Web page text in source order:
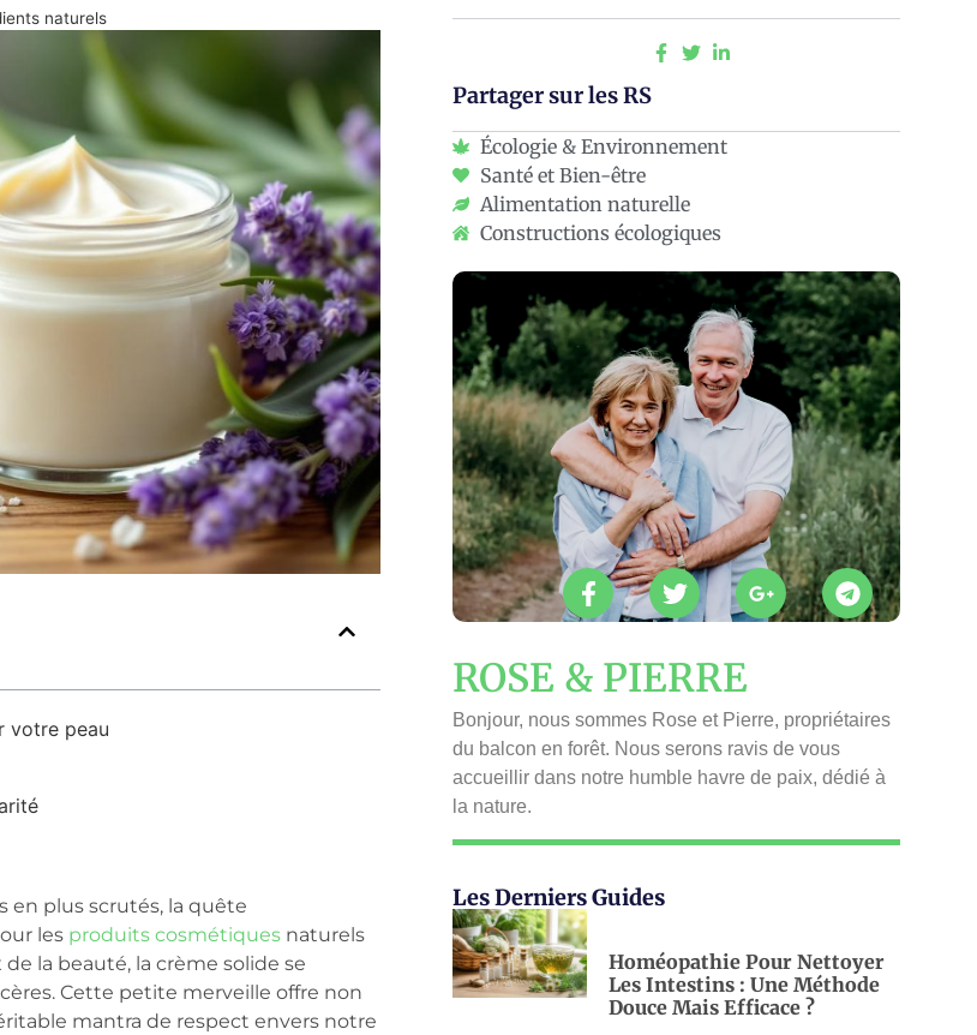
naturels
votre peau
en plus scrutés, la quête
les produits cosmétiquesnaturels
la beauté, la crème solide se
Cette petite merveille offre non
mantra de respect envers notre
Partager sur les RS
Écologie & Environnement
Santé et Bien-être
Alimentation naturelle
Constructions écologiques
ROSE & PIERRE
Bonjour, nous sommes Rose et Pierre, propriétaires
du balcon en forêt. Nous serons ravis de vous
accueillir dans notre humble havre de paix, dédié à
la nature.
Les Derniers Guides
Homéopathie Pour Nettoyer
Les Intestins : Une Méthode
Douce Mais Efficace ?